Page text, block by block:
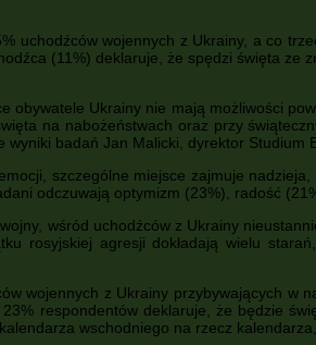
uchodźców wojennych z Ukrainy, a co
(11%) deklaruje, że spędzi święta
obywatele Ukrainy nie mają możliwości
na nabożeństwach oraz przy
badań Jan Malicki, dyrektor Studium
szczególne miejsce zajmuje
odczuwają optymizm (23%), radość
wśród uchodźców z Ukrainy
rosyjskiej agresji dokładają wielu
wojennych z Ukrainy przybywających w
respondentów deklaruje, że będzie
wschodniego na rzecz kalendarza,